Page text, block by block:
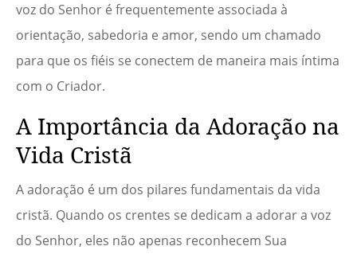
voz do Senhor é frequentemente associada à
orientação, sabedoria e amor, sendo um chamado
para que os fiéis se conectem de maneira mais íntima
com o Criador.
A Importância da Adoração na
Vida Cristã
A adoração é um dos pilares fundamentais da vida
cristã. Quando os crentes se dedicam a adorar a voz
do Senhor, eles não apenas reconhecem Sua